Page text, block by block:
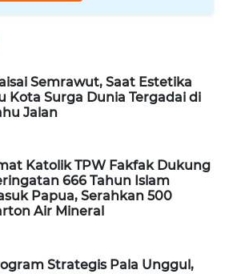
Semrawut, Saat Estetika
Kota Surga Dunia Tergadai di
Jalan
Katolik TPW Fakfak Dukung
666 Tahun Islam
Papua, Serahkan 500
Air Mineral
Strategis Pala Unggul,